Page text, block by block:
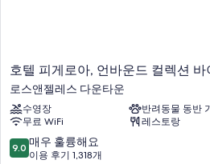
호
텔
피
게
로
아,
언
호텔 피게로아, 언바운드 컬렉션 바
로스앤젤레스 다운타운
수영장
반려동물 동반
무료 WiFi
레스토랑
10
점
9.0 매우 훌륭해요
이용 후기 1,318개